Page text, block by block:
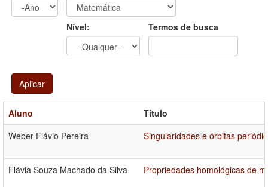
Nível: Termos de busca
Aplicar
Aluno
Título
Weber Flávio Pereira
Singularidades e órbitas
Flávia Souza Machado da Silva Propriedades homológicas de